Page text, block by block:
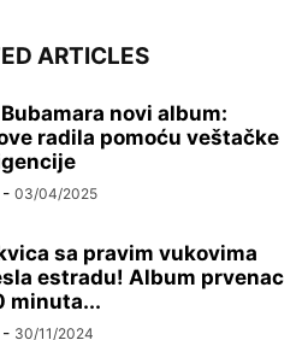
ARTICLES
novi album:
radila pomoću veštačke
- 03/04/2025
sa pravim vukovima
estradu! Album prvenac
minuta...
- 30/11/2024